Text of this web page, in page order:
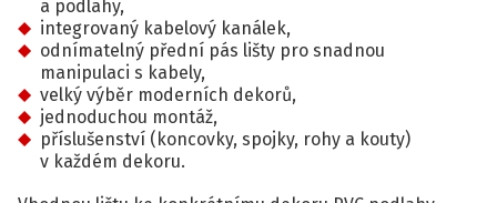
a podlahy,
integrovaný kabelový kanálek,
odnímatelný přední pás lišty pro snadnou
manipulaci s kabely,
velký výběr moderních dekorů,
jednoduchou montáž,
příslušenství (koncovky, spojky, rohy a kouty)
v každém dekoru.